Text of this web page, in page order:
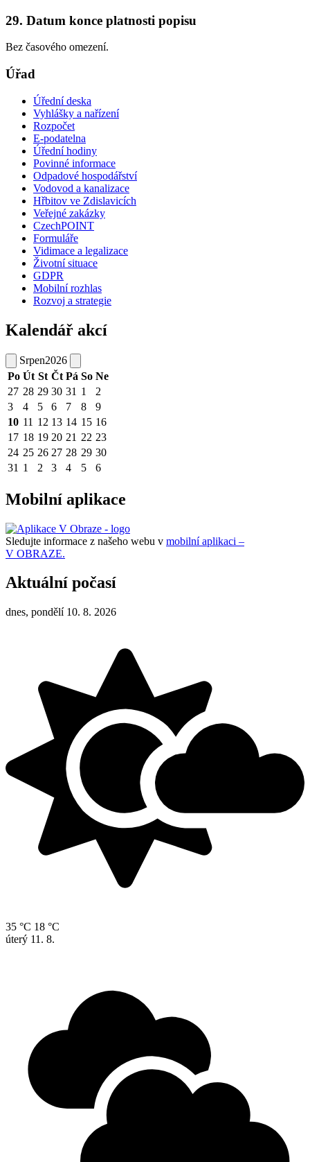
29. Datum konce platnosti popisu
Bez časového omezení.
Úřad
Úřední deska
Vyhlášky a nařízení
Rozpočet
E-podatelna
Úřední hodiny
Povinné informace
Odpadové hospodářství
Vodovod a kanalizace
Hřbitov ve Zdislavicích
Veřejné zakázky
CzechPOINT
Formuláře
Vidimace a legalizace
Životní situace
GDPR
Mobilní rozhlas
Rozvoj a strategie
Kalendář akcí
Srpen2026
Po Út St Čt Pá So Ne
27 28 29 30 31 1
2
3
4 5 6 7 8
9
10 11 12 13 14 15 16
17 18 19 20 21 22 23
24 25 26 27 28 29 30
31 1 2 3 4 5 6
Mobilní aplikace
Sledujte informace z našeho webu v mobilní aplikaci –
V OBRAZE.
Aktuální počasí
dnes, pondělí 10. 8. 2026
35 °C 18 °C
úterý 11. 8.